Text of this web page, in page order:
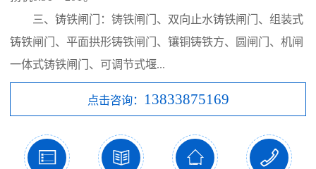
三、铸铁闸门：铸铁闸门、双向止水铸铁闸门、组装式
铸铁闸门、平面拱形铸铁闸门、镶铜铸铁方、圆闸门、机闸
一体式铸铁闸门、可调节式堰...
点击咨询： 13833875169
   